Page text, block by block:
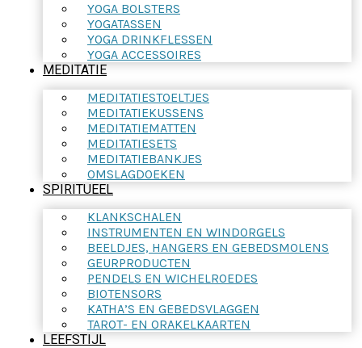
YOGA BOLSTERS
YOGATASSEN
YOGA DRINKFLESSEN
YOGA ACCESSOIRES
MEDITATIE
MEDITATIESTOELTJES
MEDITATIEKUSSENS
MEDITATIEMATTEN
MEDITATIESETS
MEDITATIEBANKJES
OMSLAGDOEKEN
SPIRITUEEL
KLANKSCHALEN
INSTRUMENTEN EN WINDORGELS
BEELDJES, HANGERS EN GEBEDSMOLENS
GEURPRODUCTEN
PENDELS EN WICHELROEDES
BIOTENSORS
KATHA’S EN GEBEDSVLAGGEN
TAROT- EN ORAKELKAARTEN
LEEFSTIJL